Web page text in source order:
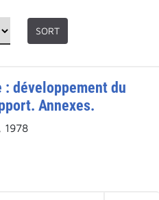
SORT
: développement du
Annexes.
1978